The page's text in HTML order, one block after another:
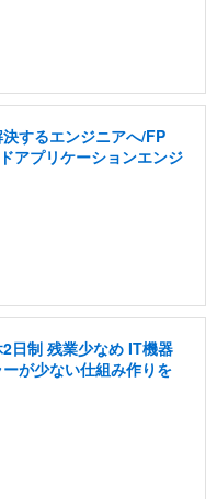
するエンジニアへ/FP
アプリケーションエンジ
日制 残業少なめ IT機器
が少ない仕組み作りを